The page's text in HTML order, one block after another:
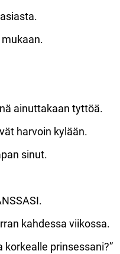
ainuttakaan tyttöä.
harvoin kylään.
sinut.
kahdessa viikossa.
korkealle prinsessani?”